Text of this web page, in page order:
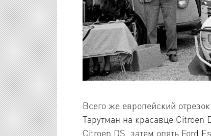
Всего же европейский
Тарутман на красавце
Citroen DS, затем опять Ford